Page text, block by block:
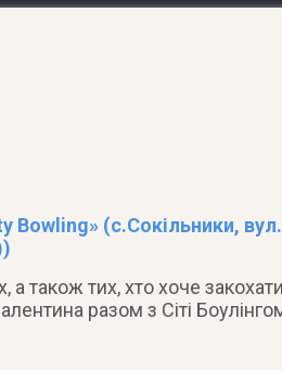
Bowling» (с.Сокільники,
також тих, хто хоче
разом з Сіті